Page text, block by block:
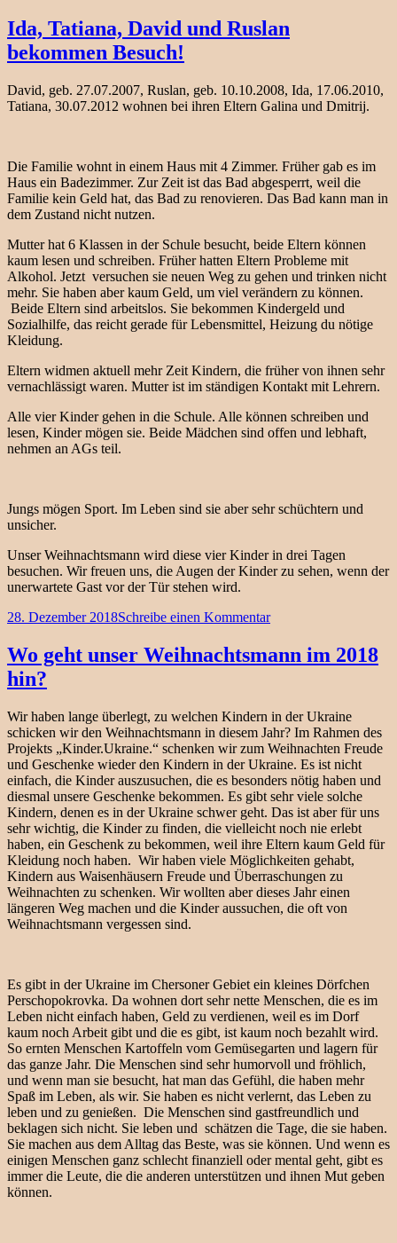
Michail,
Daria
erleben
wahre
Wunder
Ida, Tatiana, David und Ruslan
bekommen Besuch!
David, geb. 27.07.2007, Ruslan, geb. 10.10.2008, Ida, 17.06.2010,
Tatiana, 30.07.2012 wohnen bei ihren Eltern Galina und Dmitrij.
Die Familie wohnt in einem Haus mit 4 Zimmer. Früher gab es im
Haus ein Badezimmer. Zur Zeit ist das Bad abgesperrt, weil die
Familie kein Geld hat, das Bad zu renovieren. Das Bad kann man in
dem Zustand nicht nutzen.
Mutter hat 6 Klassen in der Schule besucht, beide Eltern können
kaum lesen und schreiben. Früher hatten Eltern Probleme mit
Alkohol. Jetzt versuchen sie neuen Weg zu gehen und trinken nicht
mehr. Sie haben aber kaum Geld, um viel verändern zu können.
Beide Eltern sind arbeitslos. Sie bekommen Kindergeld und
Sozialhilfe, das reicht gerade für Lebensmittel, Heizung du nötige
Kleidung.
Eltern widmen aktuell mehr Zeit Kindern, die früher von ihnen sehr
vernachlässigt waren. Mutter ist im ständigen Kontakt mit Lehrern.
Alle vier Kinder gehen in die Schule. Alle können schreiben und
lesen, Kinder mögen sie. Beide Mädchen sind offen und lebhaft,
nehmen an AGs teil.
Jungs mögen Sport. Im Leben sind sie aber sehr schüchtern und
unsicher.
Unser Weihnachtsmann wird diese vier Kinder in drei Tagen
besuchen. Wir freuen uns, die Augen der Kinder zu sehen, wenn der
unerwartete Gast vor der Tür stehen wird.
Veröffentlicht
28. Dezember 2018Schreibe einen Kommentarzu
Tatiana,
David
bekommen
Besuch!
Wo geht unser Weihnachtsmann im 2018
hin?
Wir haben lange überlegt, zu welchen Kindern in der Ukraine
schicken wir den Weihnachtsmann in diesem Jahr? Im Rahmen des
Projekts „Kinder.Ukraine.“ schenken wir zum Weihnachten Freude
und Geschenke wieder den Kindern in der Ukraine. Es ist nicht
einfach, die Kinder auszusuchen, die es besonders nötig haben und
diesmal unsere Geschenke bekommen. Es gibt sehr viele solche
Kindern, denen es in der Ukraine schwer geht. Das ist aber für uns
sehr wichtig, die Kinder zu finden, die vielleicht noch nie erlebt
haben, ein Geschenk zu bekommen, weil ihre Eltern kaum Geld für
Kleidung noch haben. Wir haben viele Möglichkeiten gehabt,
Kindern aus Waisenhäusern Freude und Überraschungen zu
Weihnachten zu schenken. Wir wollten aber dieses Jahr einen
längeren Weg machen und die Kinder aussuchen, die oft von
Weihnachtsmann vergessen sind.
Es gibt in der Ukraine im Chersoner Gebiet ein kleines Dörfchen
Perschopokrovka. Da wohnen dort sehr nette Menschen, die es im
Leben nicht einfach haben, Geld zu verdienen, weil es im Dorf
kaum noch Arbeit gibt und die es gibt, ist kaum noch bezahlt wird.
So ernten Menschen Kartoffeln vom Gemüsegarten und lagern für
das ganze Jahr. Die Menschen sind sehr humorvoll und fröhlich,
und wenn man sie besucht, hat man das Gefühl, die haben mehr
Spaß im Leben, als wir. Sie haben es nicht verlernt, das Leben zu
leben und zu genießen. Die Menschen sind gastfreundlich und
beklagen sich nicht. Sie leben und schätzen die Tage, die sie haben.
Sie machen aus dem Alltag das Beste, was sie können. Und wenn es
einigen Menschen ganz schlecht finanziell oder mental geht, gibt es
immer die Leute, die die anderen unterstützen und ihnen Mut geben
können.